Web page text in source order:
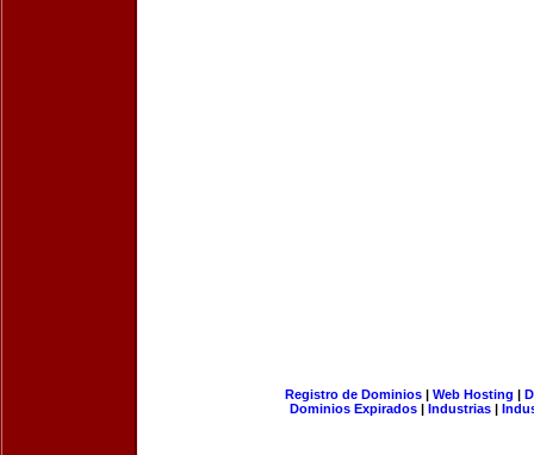
Registro de Dominios| Web Hosting |
Dominios Expirados | Industrias |